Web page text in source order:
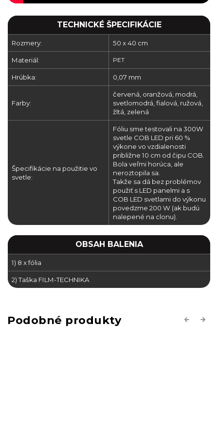
TECHNICKÉ ŠPECIFIKÁCIE
Rozmery: 50 x 40 cm
Materiál: PET
Hrúbka: 0,07 mm
Farby:
červená, oranžová, modrá,
svetlomodrá, fialová, ružová,
žltá, zelená
Špecifikácie na použitie vo
svetle:
Fóliu sme testovali na 300W
svetle COB LED pri 60 %
výkone vo vzdialenosti
približne 10 cm od čipu COB.
Bola veľmi horúca, ale
neroztopila sa.
Takže sa dá bez problémov
použiť s LED panelmi a s
COB LED svetlami do výkonu
povedzme 200 W (ak budú
nalepené na clonu).
OBSAH BALENIA
1) 8 x fólia
2) Taška FILM-TECHNIKA
Previous
Next